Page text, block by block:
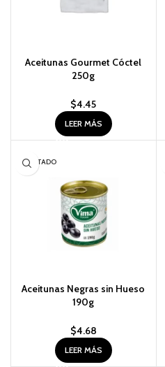
Aceitunas Gourmet Cóctel
250g
$4.45
LEER MÁS
AGOTADO
Aceitunas Negras sin Hueso
190g
$4.68
LEER MÁS